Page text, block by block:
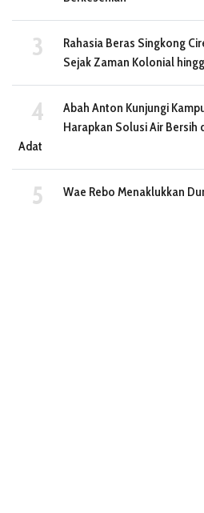
Rahasia Beras Singkong
Sejak Zaman Kolonial
Abah Anton Kunjungi
Harapkan Solusi Air Bersih
Adat
Wae Rebo Menaklukkan